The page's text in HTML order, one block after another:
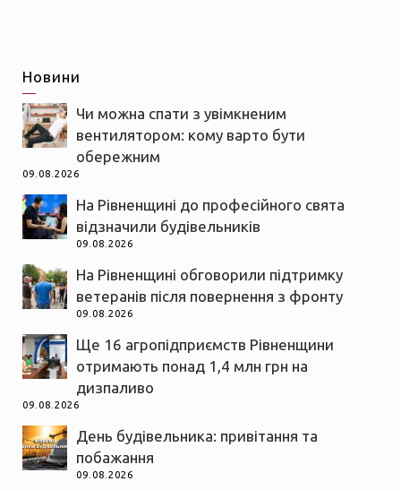
Новини
Чи можна спати з увімкненим
вентилятором: кому варто бути
обережним
09.08.2026
На Рівненщині до професійного свята
відзначили будівельників
09.08.2026
На Рівненщині обговорили підтримку
ветеранів після повернення з фронту
09.08.2026
Ще 16 агропідприємств Рівненщини
отримають понад 1,4 млн грн на
дизпаливо
09.08.2026
День будівельника: привітання та
побажання
09.08.2026